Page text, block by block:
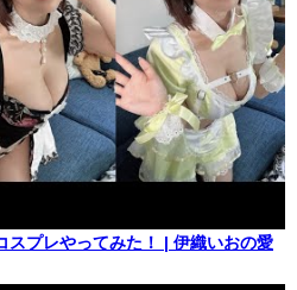
スプレやってみた！ | 伊織いおの愛